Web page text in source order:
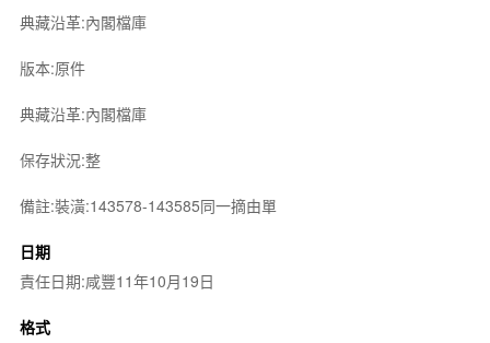
典藏沿革:內閣檔庫
版本:原件
典藏沿革:內閣檔庫
保存狀況:整
備註:裝潢:143578-143585同一摘由單
日期
責任日期:咸豐11年10月19日
格式